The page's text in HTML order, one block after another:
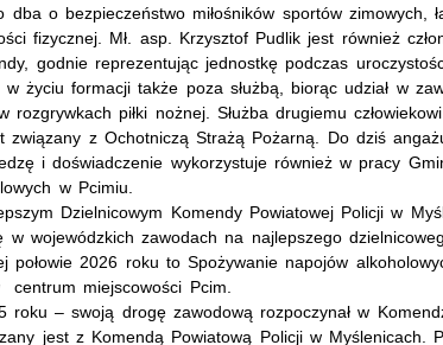
dba o bezpieczeństwo miłośników sportów zimowych,
fizycznej. Mł. asp. Krzysztof Pudlik jest również
godnie reprezentując jednostkę podczas
życiu formacji także poza służbą, biorąc udział w
piłki nożnej. Służba drugiemu
związany z Ochotniczą Strażą Pożarną. Do dziś
i doświadczenie wykorzystuje również w pracy
w Pcimiu.
Dzielnicowym Komendy Powiatowej Policji w
w wojewódzkich zawodach na najlepszego
połowie 2026 roku to Spożywanie napojów
centrum miejscowości Pcim.
roku – swoją drogę zawodową rozpoczynał w
jest z Komendą Powiatową Policji w Myślenicach.